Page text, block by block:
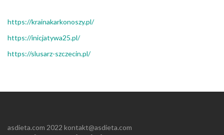
https://krainakarkonoszy.pl/
https://inicjatywa25.pl/
https://slusarz-szczecin.pl/
asdieta.com 2022 kontakt@asdieta.com